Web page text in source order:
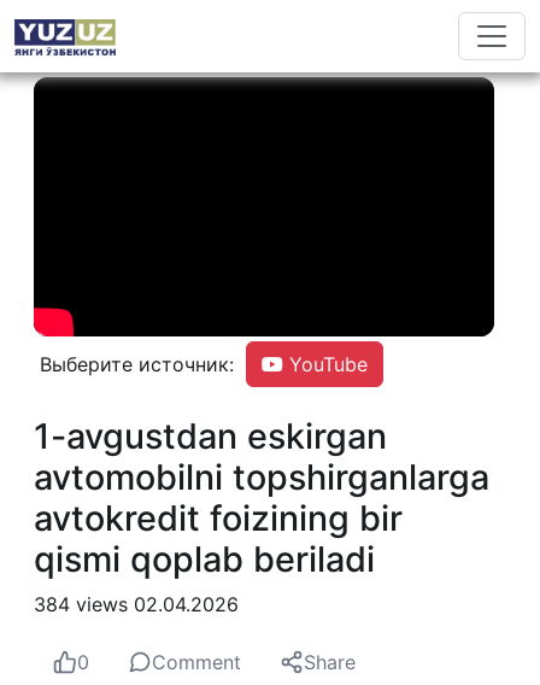
Выберите источник: YouTube
1-avgustdan eskirgan
avtomobilni topshirganlarga
avtokredit foizining bir
qismi qoplab beriladi
384 views 02.04.2026
0 Comment Share